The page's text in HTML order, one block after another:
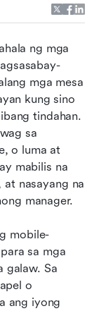
ng mga
mga mesa
kung sino
tindahan.
sa
o luma at
mabilis na
nasayang na
manager.
mobile-
sa mga
galaw. Sa
o
ang iyong
sa
retail